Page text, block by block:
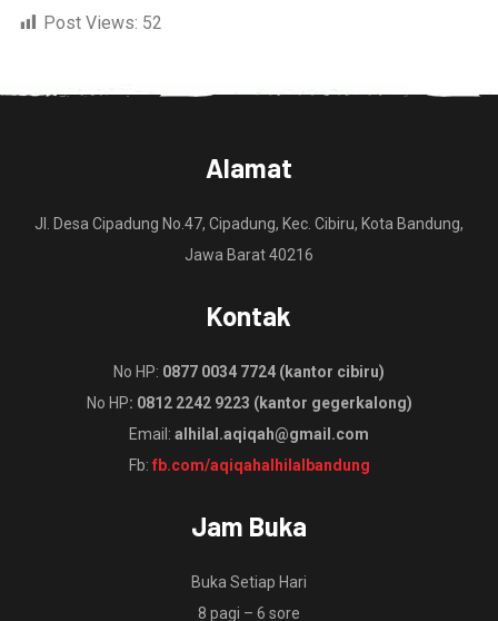
Post Views: 52
Alamat
Jl. Desa Cipadung No.47, Cipadung, Kec. Cibiru, Kota Bandung,
Jawa Barat 40216
Kontak
No HP: 0877 0034 7724 (kantor cibiru)
No HP: 0812 2242 9223 (kantor gegerkalong)
Email: alhilal.aqiqah@gmail.com
Fb: fb.com/aqiqahalhilalbandung
Jam Buka
Buka Setiap Hari
8 pagi – 6 sore